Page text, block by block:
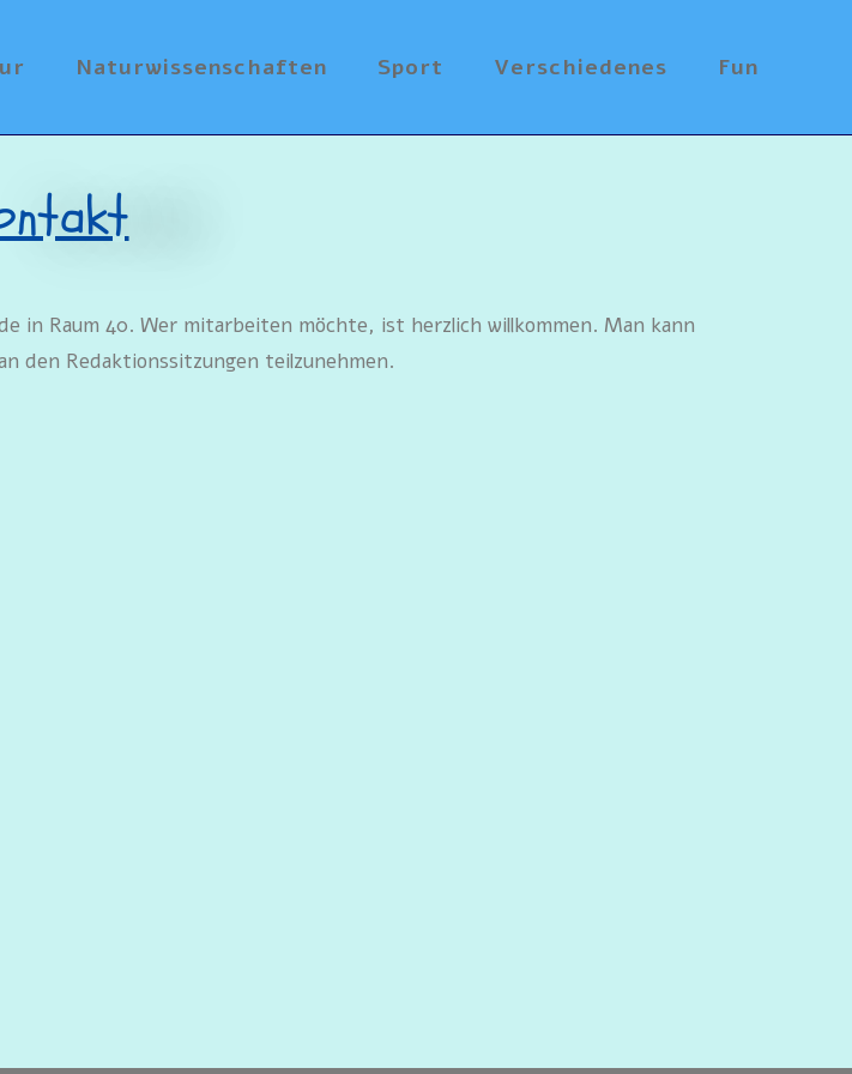
Naturwissenschaften Sport Verschiedenes Fun
Raum 40. Wer mitarbeiten möchte, ist herzlich willkommen. Man kann
den Redaktionssitzungen teilzunehmen.